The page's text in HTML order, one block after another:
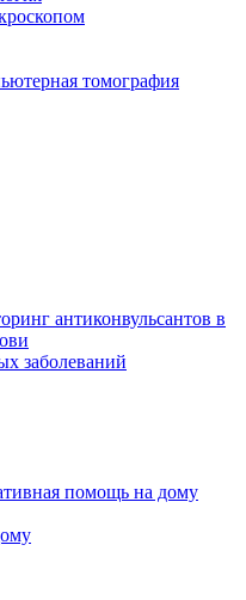
томография
антиконвульсантов в
заболеваний
помощь на дому